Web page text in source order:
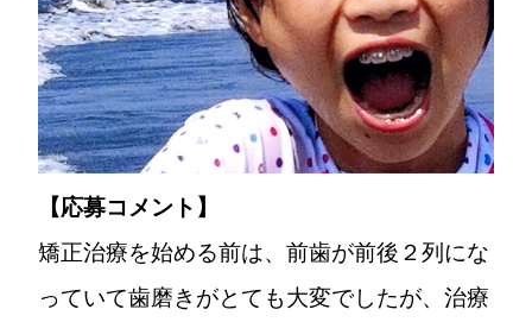
【応募コメント】
矯正治療を始める前は、前歯が前後２列にな
っていて歯磨きがとても大変でしたが、治療